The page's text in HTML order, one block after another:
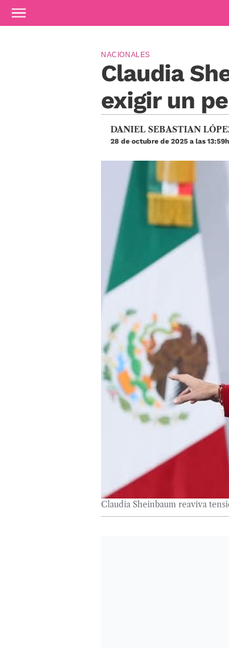
Ir al contenido principal
Claudia
exigir un
NACIONALES
DANIEL SEBASTIAN
28 de octubre de 2025 a las 13:59h
Claudia Sheinbaum reaviva